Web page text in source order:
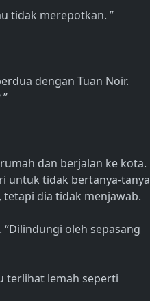
tidak merepotkan. ”
dengan Tuan Noir.
dan berjalan ke kota.
untuk tidak bertanya-tanya
dia tidak menjawab.
oleh sepasang
terlihat lemah seperti